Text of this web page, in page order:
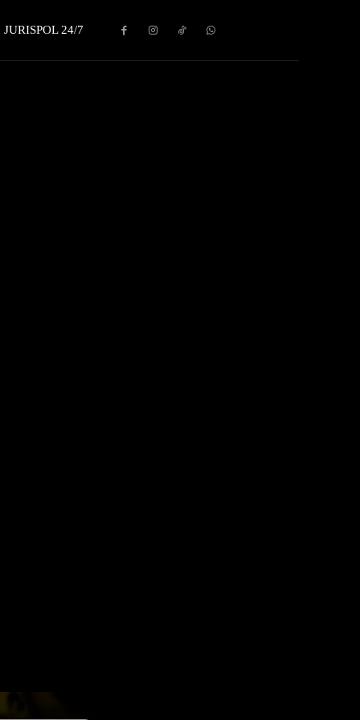
JURISPOL 24/7